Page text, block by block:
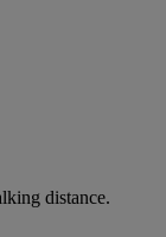
distance.